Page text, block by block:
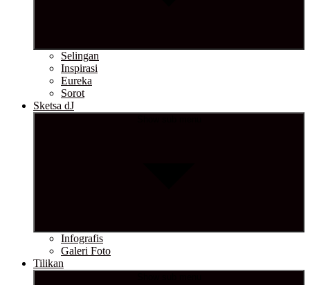
Selingan
Inspirasi
Eureka
Sorot
Sketsa dJ
Infografis
Galeri Foto
Tilikan